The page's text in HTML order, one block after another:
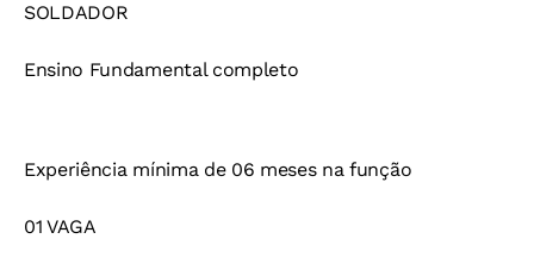
SOLDADOR
Ensino Fundamental completo
Experiência mínima de 06 meses na função
01 VAGA